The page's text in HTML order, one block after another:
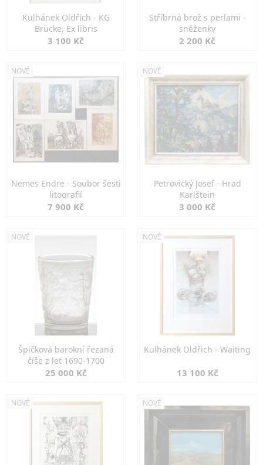
Kulhánek Oldřich - KG
Brücke, Ex libris
3 100 Kč
Stříbrná brož s perlami -
sněženky
2 200 Kč
NOVÉ
Nemes Endre - Soubor šesti
litografií
7 900 Kč
NOVÉ
Petrovický Josef - Hrad
Karlštejn
3 000 Kč
NOVÉ
Špičková barokní řezaná
číše z let 1690-1700
25 000 Kč
NOVÉ
Kulhánek Oldřich - Waiting
13 100 Kč
NOVÉ NOVÉ